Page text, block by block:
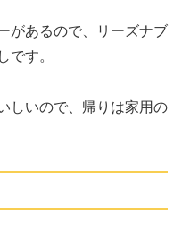
があるので、リーズナブ
です。
しいので、帰りは家用の